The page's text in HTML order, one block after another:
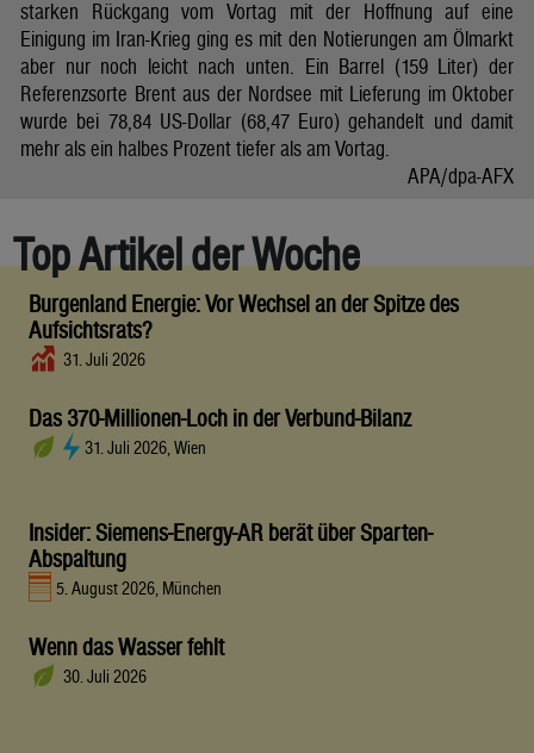
starken Rückgang vom Vortag mit der Hoffnung auf eine
Einigung im Iran-Krieg ging es mit den Notierungen am Ölmarkt
aber nur noch leicht nach unten. Ein Barrel (159 Liter) der
Referenzsorte Brent aus der Nordsee mit Lieferung im Oktober
wurde bei 78,84 US-Dollar (68,47 Euro) gehandelt und damit
mehr als ein halbes Prozent tiefer als am Vortag.
APA/dpa-AFX
Top Artikel der Woche
Burgenland Energie: Vor Wechsel an der Spitze des
Aufsichtsrats?
31. Juli 2026
Das 370-Millionen-Loch in der Verbund-Bilanz
31. Juli 2026, Wien
Insider: Siemens-Energy-AR berät über Sparten-
Abspaltung
5. August 2026, München
Wenn das Wasser fehlt
30. Juli 2026